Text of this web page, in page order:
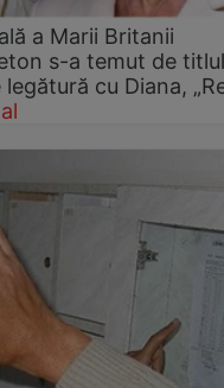
a Marii Britanii
s-a temut de
cu Diana,